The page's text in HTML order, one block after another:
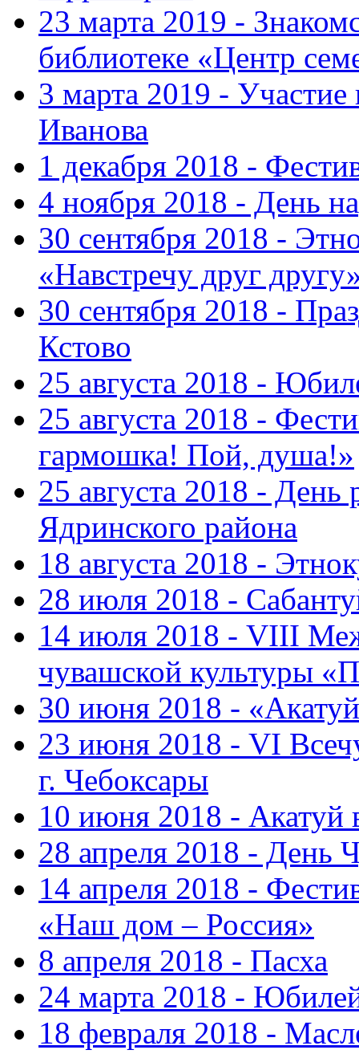
23 марта 2019 -
библиотеке «Центр
3 марта 2019 -
Иванова
1 декабря 2018 -
4 ноября 2018 - День
30 сентября 2018 -
«Навстречу друг
30 сентября 2018 -
Кстово
25 августа 2018 -
25 августа 2018 -
гармошка! Пой, душа!»
25 августа 2018 -
Ядринского района
18 августа 2018 -
28 июля 2018 -
14 июля 2018 - VIII
чувашской культуры
30 июня 2018 -
23 июня 2018 - VI
г. Чебоксары
10 июня 2018 - Акатуй
28 апреля 2018 - День
14 апреля 2018 -
«Наш дом – Россия»
8 апреля 2018 - Пасха
24 марта 2018 -
18 февраля 2018 -